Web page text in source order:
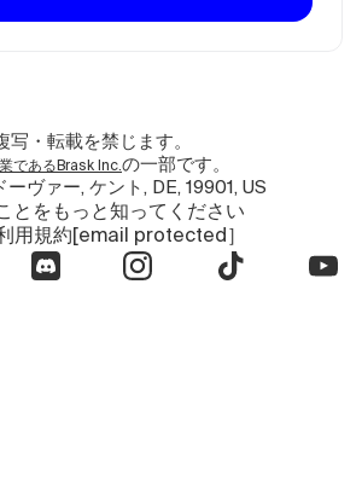
写・転載を禁じます。
であるBrask Inc. の一部です。
ヴァー, ケント, DE, 19901, US
とをもっと知ってください
用規約[email protected］